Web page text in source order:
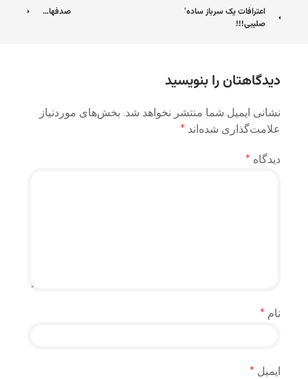
ناوبری
اعترافات یک سرباز ساده’
صلیبی!!!
صدفها…
دیدگاهتان را بنویسید
نشانی ایمیل شما منتشر نخواهد شد. بخش‌های موردنیاز
علامت‌گذاری شده‌اند *
دیدگاه *
نام *
ایمیل *